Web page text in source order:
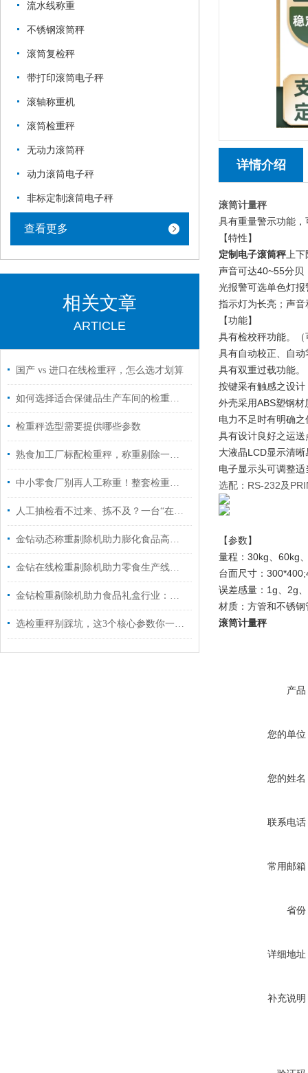
流水线称重
不锈钢滚筒秤
滚筒复检秤
带打印滚筒电子秤
滚轴称重机
滚筒检重秤
无动力滚筒秤
动力滚筒电子秤
非标定制滚筒电子秤
查看更多
相关文章
ARTICLE
国产 vs 进口在线检重秤，怎么选才划算
如何选择适合保健品生产车间的检重秤？
检重秤选型需要提供哪些参数
熟食加工厂标配检重秤，称重剔除一步到位
中小零食厂别再人工称重！整套检重方案一站式搞定
人工抽检看不过来、拣不及？一台“在线剔除检重秤”让您告别人眼盯岗
金钻动态称重剔除机助力膨化食品高速包装线化解“口碑危机”
金钻在线检重剔除机助力零食生产线，0漏拣+年省30万人力成本
金钻检重剔除机助力食品礼盒行业：杜绝缺件投诉，降低运营损耗
选检重秤别踩坑，这3个核心参数你一定要懂
详情介绍
滚筒计量秤
具有重量警示功能
【特性】
定制电子滚筒秤 上
声音可达40~55分贝
光报警可选单色灯
指示灯为长亮；声
【功能】
具有检校秤功能。
具有自动校正、自
具有双重过载功能。
按键采有触感之设
外壳采用ABS塑钢材
电力不足时有明确
具有设计良好之运送
大液晶LCD显示清
电子显示头可调整
选配：RS-232及
【参数】
量程：30kg、60kg
台面尺寸：
误差感量：1g、2g
材质：方管和不锈
滚筒计量秤
产品
您的单位
您的姓名
联系电话
常用邮箱
省份
详细地址
补充说明